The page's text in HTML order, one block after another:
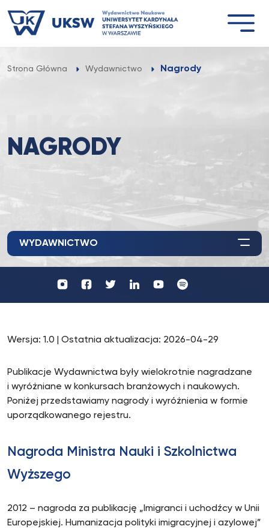
do
treści
Strona Główna Wydawnictwo Nagrody
NAGRODY
Profil
UKSW
Wydawnictwo
Profil
Profil
UKSW
YouTube
WYDAWNICTWO
Wersja: 1.0 | Ostatnia aktualizacja: 2026-04-29
Publikacje Wydawnictwa były wielokrotnie nagradzane
i wyróżniane w konkursach branżowych i naukowych.
Poniżej przedstawiamy nagrody i wyróżnienia w formie
uporządkowanego rejestru.
Nagroda Ministra Nauki i Szkolnictwa
Wyższego
2012 – nagroda za publikację „Imigranci i uchodźcy w Unii
Europejskiej. Humanizacja polityki imigracyjnej i azylowej”